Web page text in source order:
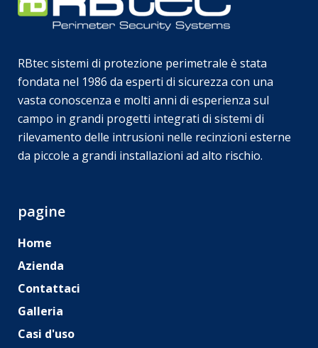
RBtec sistemi di protezione perimetrale è stata
fondata nel 1986 da esperti di sicurezza con una
vasta conoscenza e molti anni di esperienza sul
campo in grandi progetti integrati di sistemi di
rilevamento delle intrusioni nelle recinzioni esterne
da piccole a grandi installazioni ad alto rischio.
pagine
Home
Azienda
Contattaci
Galleria
Casi d'uso